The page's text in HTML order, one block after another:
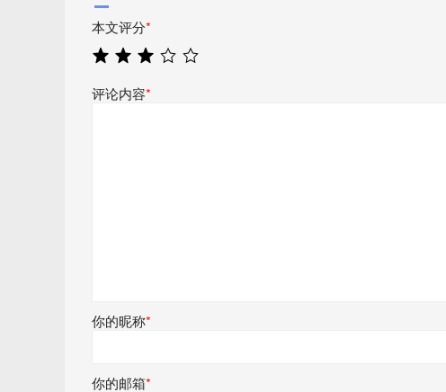
本文评分*
评论内容*
你的昵称*
你的邮箱*